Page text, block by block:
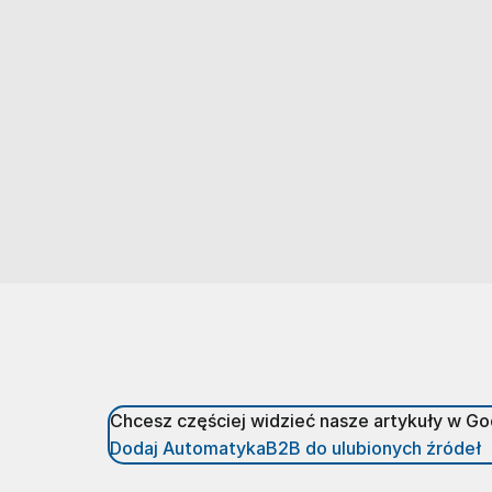
Chcesz częściej widzieć nasze artykuły w
Dodaj AutomatykaB2B do ulubionych źródeł